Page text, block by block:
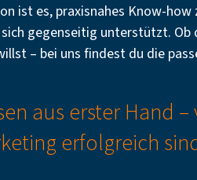
ist es, praxisnahes Know-
gegenseitig unterstützt.
– bei uns findest du die
aus erster Hand
erfolgreich